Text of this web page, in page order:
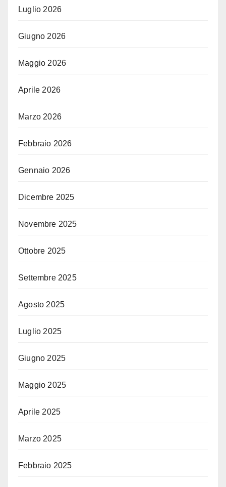
Luglio 2026
Giugno 2026
Maggio 2026
Aprile 2026
Marzo 2026
Febbraio 2026
Gennaio 2026
Dicembre 2025
Novembre 2025
Ottobre 2025
Settembre 2025
Agosto 2025
Luglio 2025
Giugno 2025
Maggio 2025
Aprile 2025
Marzo 2025
Febbraio 2025